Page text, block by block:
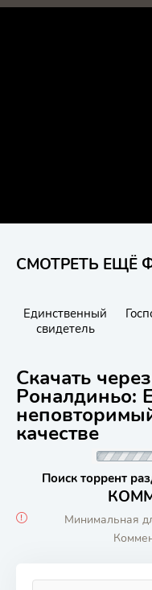
СМОТРЕТЬ ЕЩЁ
Единственный
свидетель
Скачать
Роналдиньо:
качестве
Поиск торрент
Минимальная